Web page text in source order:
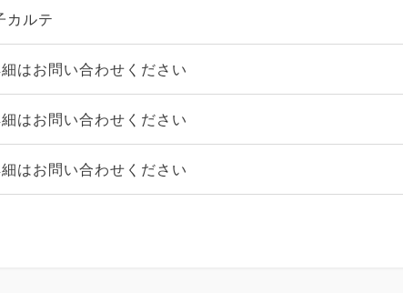
カルテ
はお問い合わせください
はお問い合わせください
はお問い合わせください